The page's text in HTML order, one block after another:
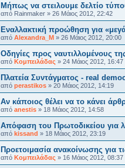
Μήπως να στειλουμε δελτίο
από Rainmaker » 26 Μάιος 2012, 22:42
Eναλλακτική προώθηση για
από Alexandra_M » 26 Μάιος 2012, 20:00
Οδηγίες προς ναυτιλλομένους
από Κομπειλάδας » 24 Μάιος 2012, 16:47
Πλατεία Συντάγματος - real
από perastikos » 20 Μάιος 2012, 14:19
Αν κάποιος θέλει να το κάνει
από anestis » 18 Μάιος 2012, 14:58
Aπόφαση του Πρωτοδικείου για
από kissand » 18 Μάιος 2012, 23:19
Προετοιμασία ανακοίνωσης για
από Κομπειλάδας » 16 Μάιος 2012, 08:37